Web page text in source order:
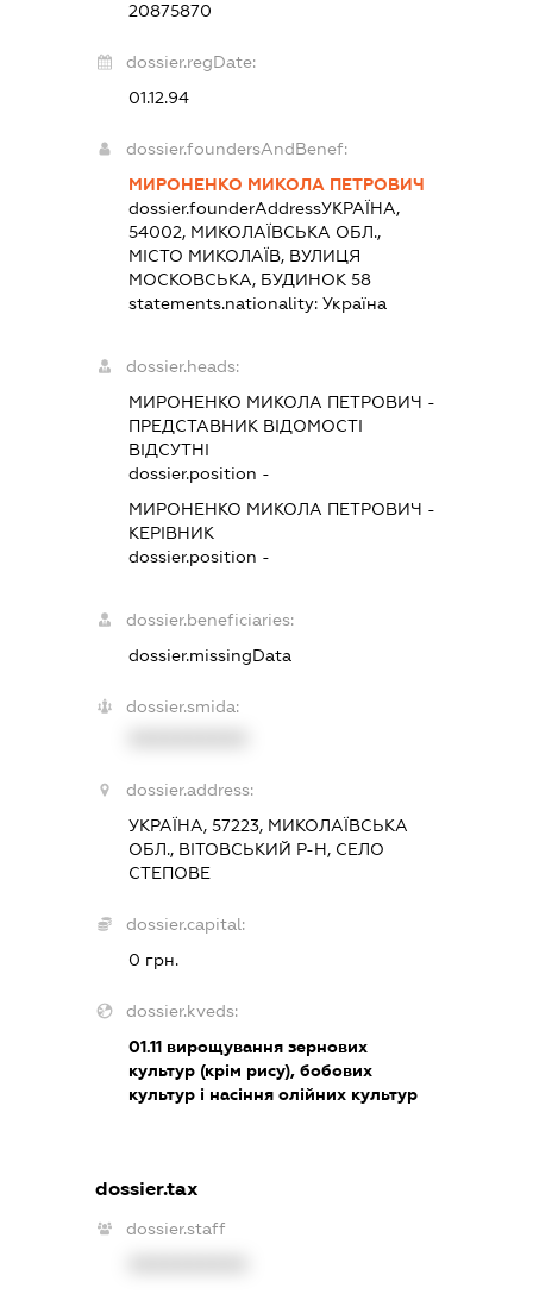
20875870
dossier.regDate:
01.12.94
dossier.foundersAndBenef:
МИРОНЕНКО МИКОЛА ПЕТРОВИЧ
dossier.founderAddressУКРАЇНА,
54002, МИКОЛАЇВСЬКА ОБЛ.,
МІСТО МИКОЛАЇВ, ВУЛИЦЯ
МОСКОВСЬКА, БУДИНОК 58
statements.nationality:Україна
dossier.heads:
МИРОНЕНКО МИКОЛА ПЕТРОВИЧ -
ПРЕДСТАВНИК ВІДОМОСТІ
ВІДСУТНІ
dossier.position -
МИРОНЕНКО МИКОЛА ПЕТРОВИЧ -
КЕРІВНИК
dossier.position -
dossier.beneficiaries:
dossier.missingData
dossier.smida:
dossier.address:
УКРАЇНА, 57223, МИКОЛАЇВСЬКА
ОБЛ., ВІТОВСЬКИЙ Р-Н, СЕЛО
СТЕПОВЕ
dossier.capital:
0 грн.
dossier.kveds:
01.11 вирощування зернових
культур (крім рису), бобових
культур і насіння олійних культур
dossier.tax
dossier.staff